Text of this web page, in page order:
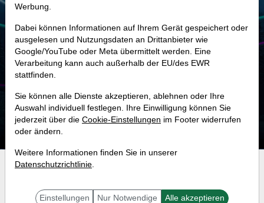
- - -
-
Marktkapitalisierung 12,57 Mrd. USD
Unternehmenswert
Umsatz 2,30 Mrd. USD
Investment-Check:
Kaufempfehlung?
Werbung.
Dabei können Informationen auf Ihrem Gerät gespeichert oder
ausgelesen und Nutzungsdaten an Drittanbieter wie
Google/YouTube oder Meta übermittelt werden. Eine
Verarbeitung kann auch außerhalb der EU/des EWR
stattfinden.
Sie können alle Dienste akzeptieren, ablehnen oder Ihre
Auswahl individuell festlegen. Ihre Einwilligung können Sie
jederzeit über die Cookie-Einstellungen im Footer widerrufen
oder ändern.
Weitere Informationen finden Sie in unserer
Datenschutzrichtlinie.
Einstellungen Nur Notwendige Alle akzeptieren